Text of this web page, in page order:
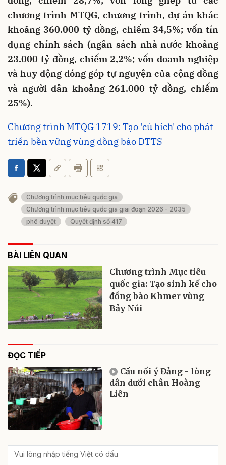
chương trình MTQG, chương trình, dự án khác
khoảng 360.000 tỷ đồng, chiếm 34,5%; vốn tín
dụng chính sách (ngân sách nhà nước khoảng
23.000 tỷ đồng, chiếm 2,2%; vốn doanh nghiệp
và huy động đóng góp tự nguyện của cộng đồng
và người dân khoảng 261.000 tỷ đồng, chiếm
25%).
Chương trình MTQG 1719: Tạo 'cú hích' cho phát
triển bền vững vùng đồng bào DTTS
Chương trình mục tiêu quốc gia
Chương trình mục tiêu quốc gia giai đoạn 2026 - 2035
phê duyệt
Quyết định số 417
BÀI LIÊN QUAN
Chương trình Mục tiêu
quốc gia: Tạo sinh kế cho
đồng bào Khmer vùng
Bảy Núi
ĐỌC TIẾP
Cầu nối ý Đảng - lòng
dân dưới chân Hoàng
Liên